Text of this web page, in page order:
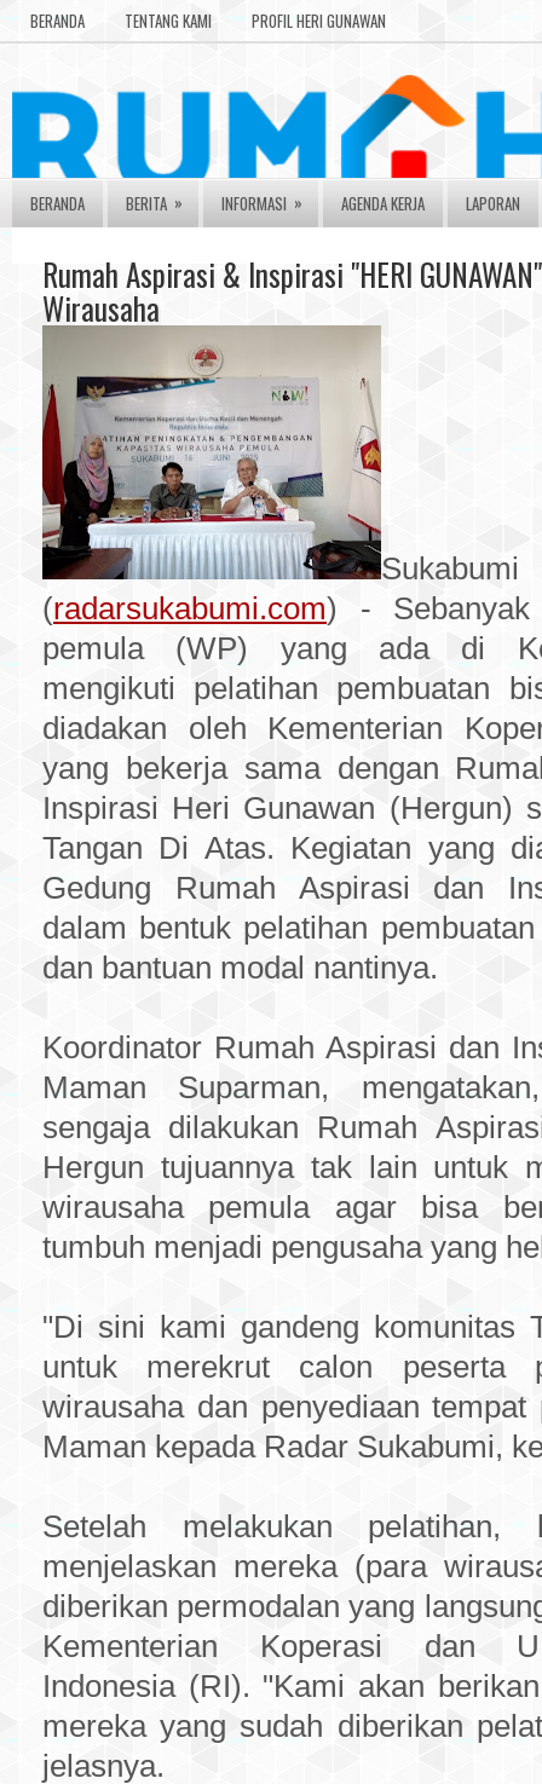
BERANDA TENTANG KAMI PROFIL HERI GUNAWAN
BERANDA BERITA » INFORMASI » AGENDA KERJA LAPORAN
Rumah Aspirasi & Inspirasi "HERI
Wirausaha
Sukabumi
(radarsukabumi.com) - Sebanyak
pemula (WP) yang ada di
mengikuti pelatihan pembuatan
diadakan oleh Kementerian
yang bekerja sama dengan
Inspirasi Heri Gunawan (Hergun)
Tangan Di Atas. Kegiatan yang
Gedung Rumah Aspirasi dan
dalam bentuk pelatihan
dan bantuan modal nantinya.
Koordinator Rumah Aspirasi dan
Maman Suparman,
sengaja dilakukan Rumah
Hergun tujuannya tak lain untuk
wirausaha pemula agar bisa
tumbuh menjadi pengusaha yang
"Di sini kami gandeng komunitas
untuk merekrut calon peserta
wirausaha dan penyediaan tempat
Maman kepada Radar Sukabumi,
Setelah melakukan pelatihan,
menjelaskan mereka (para
diberikan permodalan yang
Kementerian Koperasi dan
Indonesia (RI). "Kami akan
mereka yang sudah diberikan
jelasnya.